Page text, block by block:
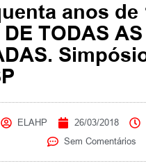
anos de
DE TODAS AS
ELAHP 26/03/2018
Sem Comentários